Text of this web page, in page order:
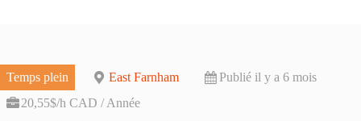
Temps plein East Farnham
Publié il y a 6 mois
20,55$/h CAD / Année